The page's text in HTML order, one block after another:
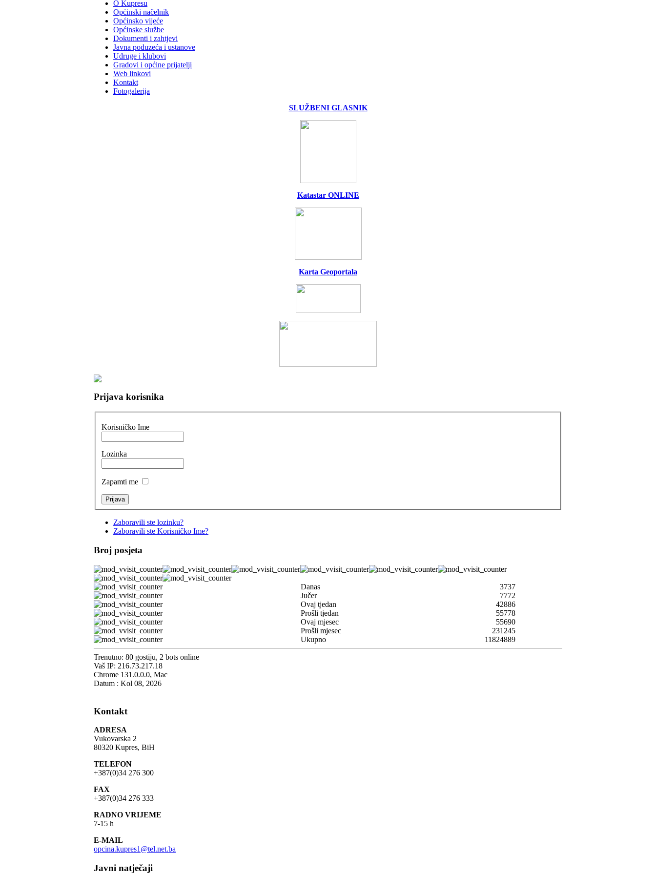
O Kupresu
Općinski načelnik
Općinsko vijeće
Općinske službe
Dokumenti i zahtjevi
Javna poduzeća i ustanove
Udruge i klubovi
Gradovi i općine prijatelji
Web linkovi
Kontakt
Fotogalerija
SLUŽBENI GLASNIK
Katastar ONLINE
Karta Geoportala
Prijava korisnika
Korisničko Ime
Lozinka
Zapamti me
Zaboravili ste lozinku?
Zaboravili ste Korisničko Ime?
Broj posjeta
Danas
3737
Jučer
7772
Ovaj tjedan
42886
Prošli tjedan
55778
Ovaj mjesec
55690
Prošli mjesec
231245
Ukupno
11824889
Trenutno: 80 gostiju, 2 bots online
Vaš IP: 216.73.217.18
Chrome 131.0.0.0, Mac
Datum : Kol 08, 2026
Kontakt
ADRESA
Vukovarska 2
80320 Kupres, BiH
TELEFON
+387(0)34 276 300
FAX
+387(0)34 276 333
RADNO VRIJEME
7-15 h
E-MAIL
opcina.kupres1@tel.net.ba
Javni natječaji